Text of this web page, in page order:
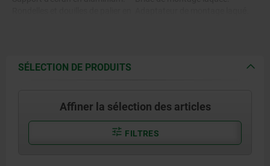
Vis en acier.
SÉLECTION DE PRODUITS
Affiner la sélection des articles
FILTRES